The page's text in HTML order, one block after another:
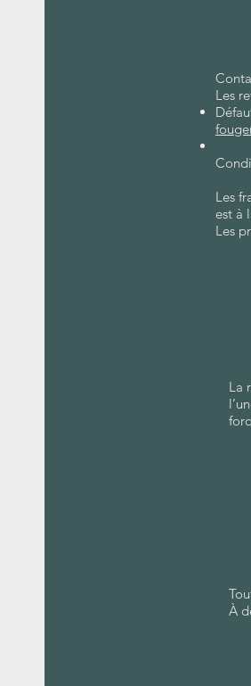
Les
Les
est à
Les
La
À